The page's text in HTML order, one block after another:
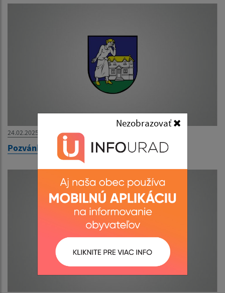
Nezobrazovať
24.02.2025
Pozvánka na OZ